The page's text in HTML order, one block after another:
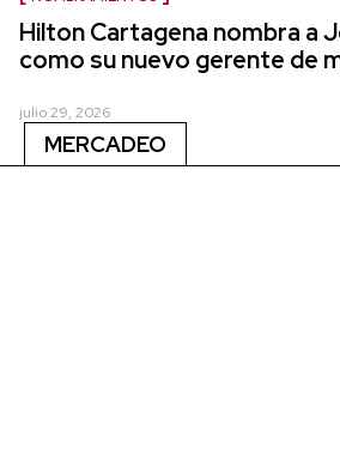
Hilton Cartagena nombra a
como su nuevo gerente de
julio 29, 2026
MERCADEO